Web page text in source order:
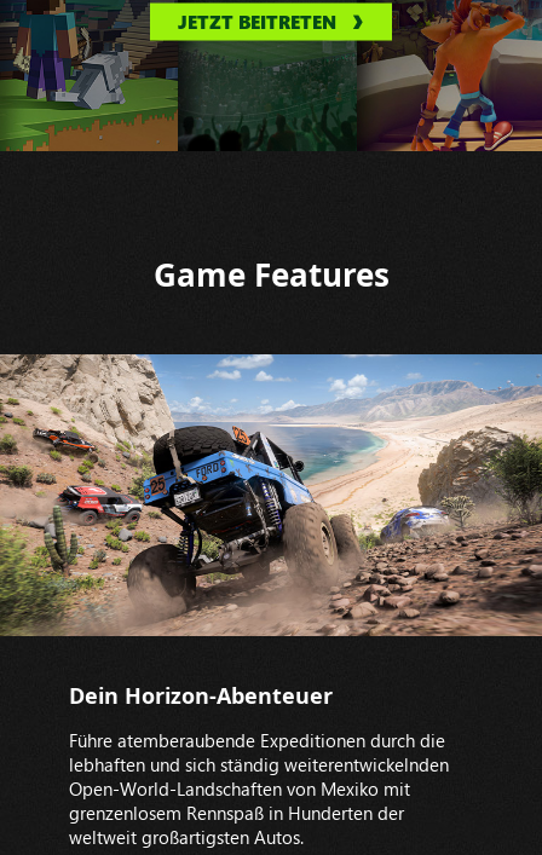
JETZT BEITRETEN
Game Features
Dein Horizon-Abenteuer
Führe atemberaubende Expeditionen durch die
lebhaften und sich ständig weiterentwickelnden
Open-World-Landschaften von Mexiko mit
grenzenlosem Rennspaß in Hunderten der
weltweit großartigsten Autos.